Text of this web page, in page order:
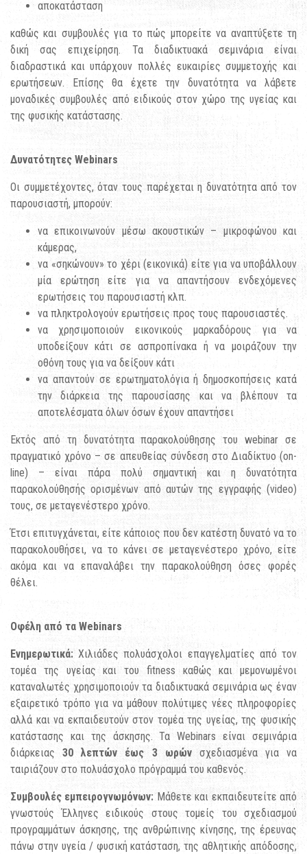
αποκατάσταση
καθώς και συμβουλές για το πώς μπορείτε να αναπτύξετε τη
δική σας επιχείρηση. Τα διαδικτυακά σεμινάρια είναι
διαδραστικά και υπάρχουν πολλές ευκαιρίες συμμετοχής και
ερωτήσεων. Επίσης θα έχετε την δυνατότητα να λάβετε
μοναδικές συμβουλές από ειδικούς στον χώρο της υγείας και
της φυσικής κατάστασης.
Δυνατότητες Webinars
Οι συμμετέχοντες, όταν τους παρέχεται η δυνατότητα από τον
παρουσιαστή, μπορούν:
να επικοινωνούν μέσω ακουστικών – μικροφώνου και
κάμερας,
να «σηκώνουν» το χέρι (εικονικά) είτε για να υποβάλλουν
μία ερώτηση είτε για να απαντήσουν ενδεχόμενες
ερωτήσεις του παρουσιαστή κλπ.
να πληκτρολογούν ερωτήσεις προς τους παρουσιαστές.
να χρησιμοποιούν εικονικούς μαρκαδόρους για να
υποδείξουν κάτι σε ασπροπίνακα ή να μοιράζουν την
οθόνη τους για να δείξουν κάτι
να απαντούν σε ερωτηματολόγια ή δημοσκοπήσεις κατά
την διάρκεια της παρουσίασης και να βλέπουν τα
αποτελέσματα όλων όσων έχουν απαντήσει
Εκτός από τη δυνατότητα παρακολούθησης του webinar σε
πραγματικό χρόνο – σε απευθείας σύνδεση στο Διαδίκτυο (on-
line) – είναι πάρα πολύ σημαντική και η δυνατότητα
παρακολούθησής ορισμένων από αυτών της εγγραφής (video)
τους, σε μεταγενέστερο χρόνο.
Έτσι επιτυγχάνεται, είτε κάποιος που δεν κατέστη δυνατό να το
παρακολουθήσει, να το κάνει σε μεταγενέστερο χρόνο, είτε
ακόμα και να επαναλάβει την παρακολούθηση όσες φορές
θέλει.
Οφέλη από τα Webinars
Ενημερωτικά: Χιλιάδες πολυάσχολοι επαγγελματίες από τον
τομέα της υγείας και του fitness καθώς και μεμονωμένοι
καταναλωτές χρησιμοποιούν τα διαδικτυακά σεμινάρια ως έναν
εξαιρετικό τρόπο για να μάθουν πολύτιμες νέες πληροφορίες
αλλά και να εκπαιδευτούν στον τομέα της υγείας, της φυσικής
κατάστασης και της άσκησης. Τα Webinars είναι σεμινάρια
διάρκειας30 λεπτών έως 3 ωρώνσχεδιασμένα για να
ταιριάζουν στο πολυάσχολο πρόγραμμά του καθενός.
Συμβουλές εμπειρογνωμόνων: Μάθετε και εκπαιδευτείτε από
γνωστούς Έλληνες ειδικούς στους τομείς του σχεδιασμού
προγραμμάτων άσκησης, της ανθρώπινης κίνησης, της έρευνας
πάνω στην υγεία / φυσική κατάσταση, της αθλητικής απόδοσης,